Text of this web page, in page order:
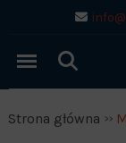
Strona główna